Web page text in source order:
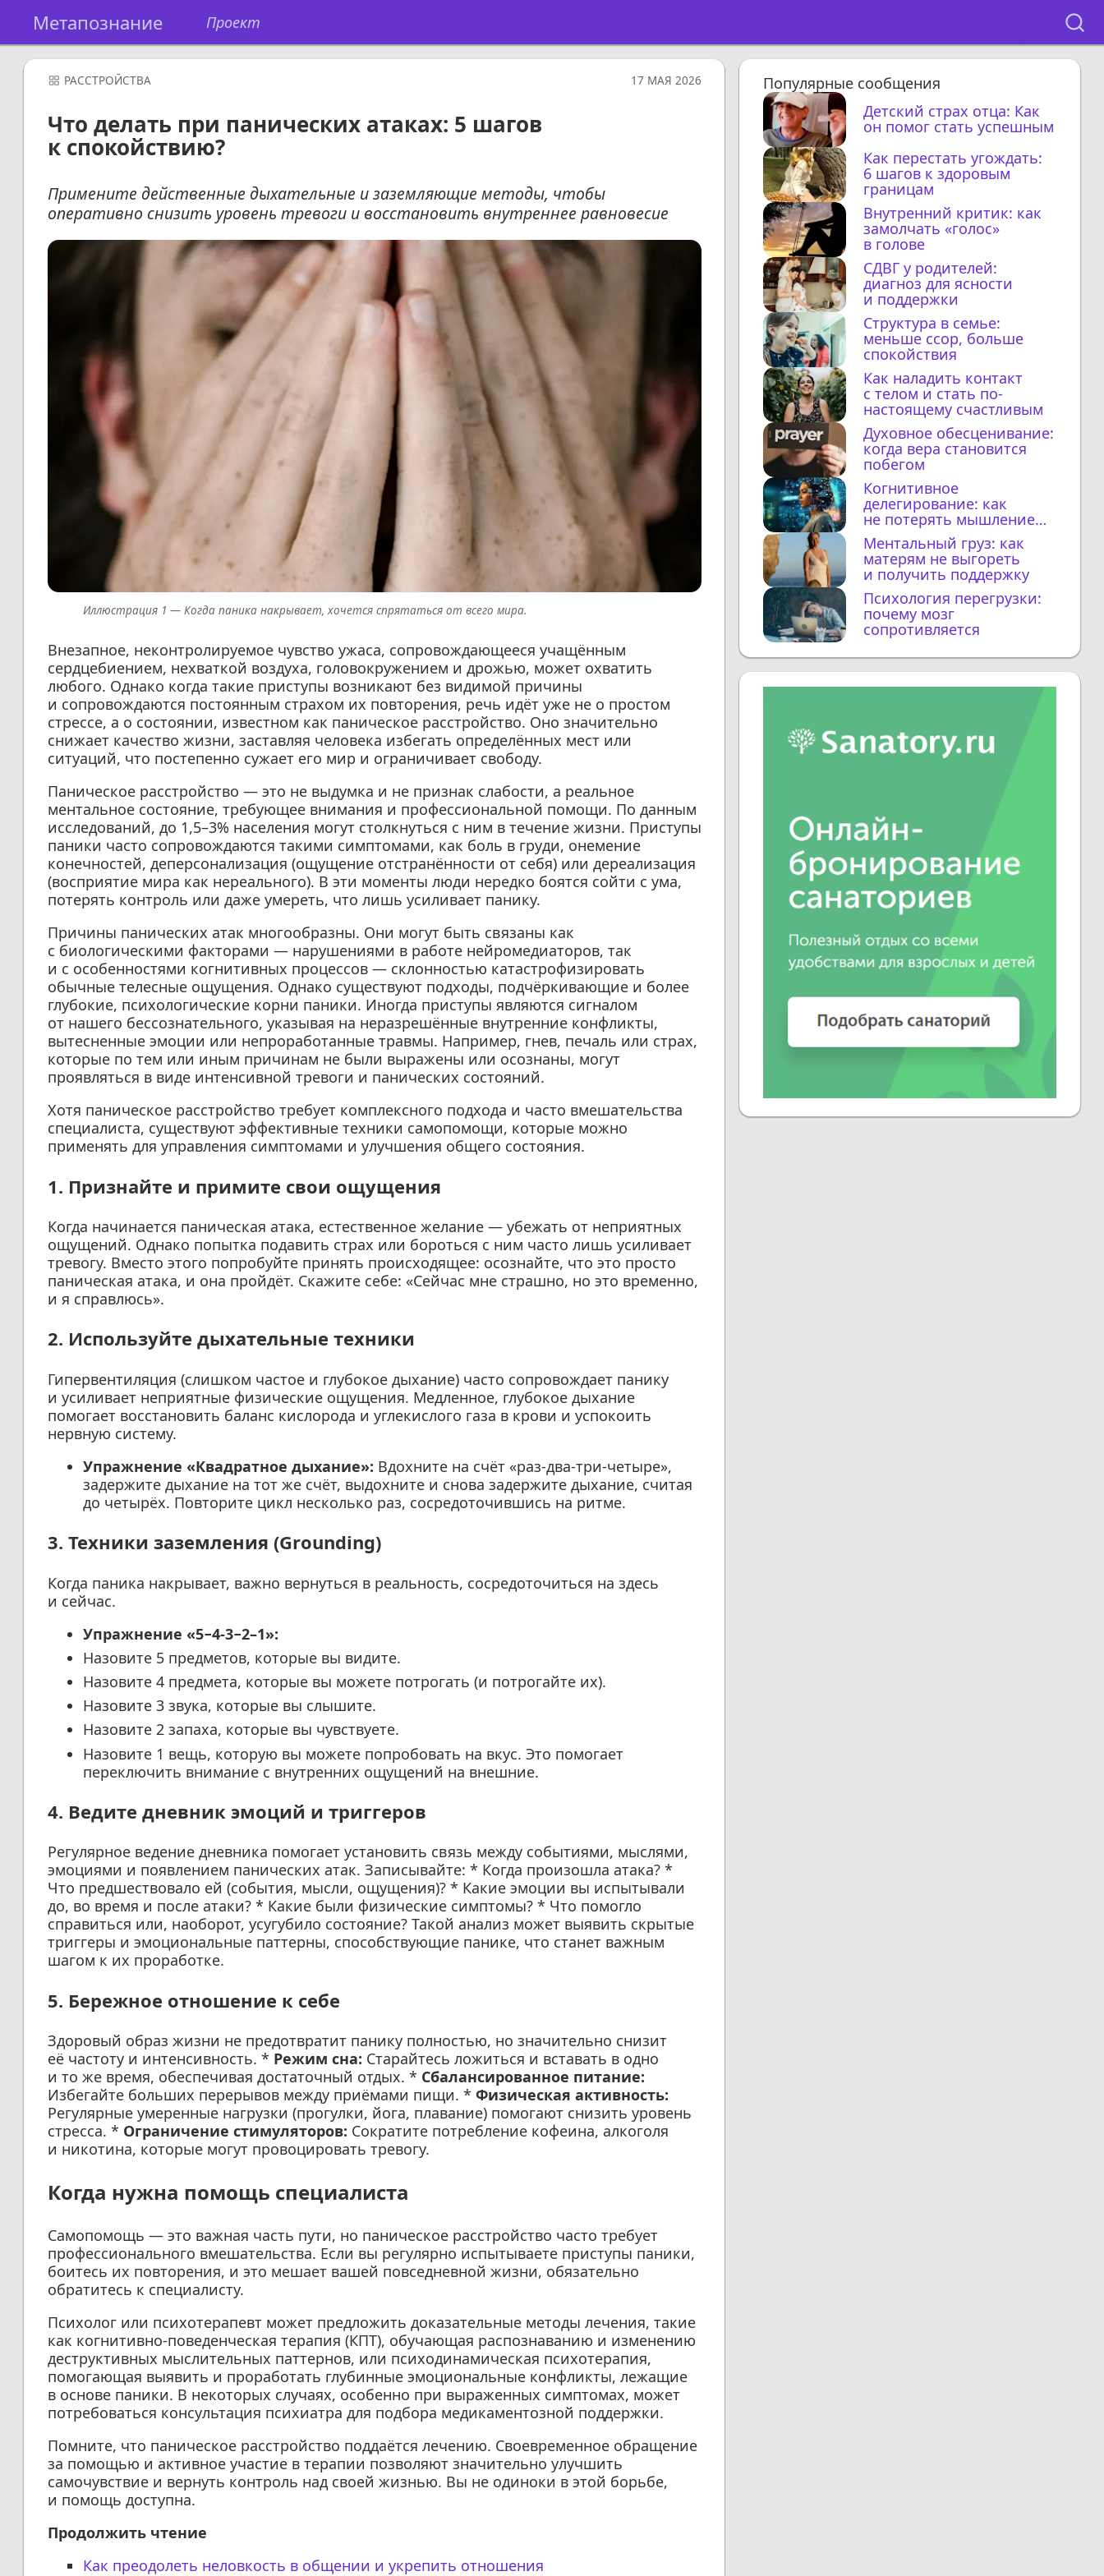
Метапознание Проект
РАССТРОЙСТВА 17 МАЯ 2026
Что делать при панических атаках: 5 шагов
к спокойствию?
Примените действенные дыхательные и заземляющие методы, чтобы
оперативно снизить уровень тревоги и восстановить внутреннее равновесие
Когда паника накрывает, хочется спрятаться от всего мира.
Внезапное, неконтролируемое чувство ужаса, сопровождающееся учащённым
сердцебиением, нехваткой воздуха, головокружением и дрожью, может охватить
любого. Однако когда такие приступы возникают без видимой причины
и сопровождаются постоянным страхом их повторения, речь идёт уже не о простом
стрессе, а о состоянии, известном как паническое расстройство. Оно значительно
снижает качество жизни, заставляя человека избегать определённых мест или
ситуаций, что постепенно сужает его мир и ограничивает свободу.
Паническое расстройство — это не выдумка и не признак слабости, а реальное
ментальное состояние, требующее внимания и профессиональной помощи. По данным
исследований, до 1,5–3% населения могут столкнуться с ним в течение жизни. Приступы
паники часто сопровождаются такими симптомами, как боль в груди, онемение
конечностей, деперсонализация (ощущение отстранённости от себя) или дереализация
(восприятие мира как нереального). В эти моменты люди нередко боятся сойти с ума,
потерять контроль или даже умереть, что лишь усиливает панику.
Причины панических атак многообразны. Они могут быть связаны как
с биологическими факторами — нарушениями в работе нейромедиаторов, так
и с особенностями когнитивных процессов — склонностью катастрофизировать
обычные телесные ощущения. Однако существуют подходы, подчёркивающие и более
глубокие, психологические корни паники. Иногда приступы являются сигналом
от нашего бессознательного, указывая на неразрешённые внутренние конфликты,
вытесненные эмоции или непроработанные травмы. Например, гнев, печаль или страх,
которые по тем или иным причинам не были выражены или осознаны, могут
проявляться в виде интенсивной тревоги и панических состояний.
Хотя паническое расстройство требует комплексного подхода и часто вмешательства
специалиста, существуют эффективные техники самопомощи, которые можно
применять для управления симптомами и улучшения общего состояния.
1. Признайте и примите свои ощущения
Когда начинается паническая атака, естественное желание — убежать от неприятных
ощущений. Однако попытка подавить страх или бороться с ним часто лишь усиливает
тревогу. Вместо этого попробуйте принять происходящее: осознайте, что это просто
паническая атака, и она пройдёт. Скажите себе: «Сейчас мне страшно, но это временно,
и я справлюсь».
2. Используйте дыхательные техники
Гипервентиляция (слишком частое и глубокое дыхание) часто сопровождает панику
и усиливает неприятные физические ощущения. Медленное, глубокое дыхание
помогает восстановить баланс кислорода и углекислого газа в крови и успокоить
нервную систему.
Упражнение «Квадратное дыхание»: Вдохните на счёт «раз-два-три-четыре»,
задержите дыхание на тот же счёт, выдохните и снова задержите дыхание, считая
до четырёх. Повторите цикл несколько раз, сосредоточившись на ритме.
3. Техники заземления (Grounding)
Когда паника накрывает, важно вернуться в реальность, сосредоточиться на здесь
и сейчас.
Упражнение «5−4-3−2–1»:
Назовите 5 предметов, которые вы видите.
Назовите 4 предмета, которые вы можете потрогать (и потрогайте их).
Назовите 3 звука, которые вы слышите.
Назовите 2 запаха, которые вы чувствуете.
Назовите 1 вещь, которую вы можете попробовать на вкус. Это помогает
переключить внимание с внутренних ощущений на внешние.
4. Ведите дневник эмоций и триггеров
Регулярное ведение дневника помогает установить связь между событиями, мыслями,
эмоциями и появлением панических атак. Записывайте: * Когда произошла атака? *
Что предшествовало ей (события, мысли, ощущения)? * Какие эмоции вы испытывали
до, во время и после атаки? * Какие были физические симптомы? * Что помогло
справиться или, наоборот, усугубило состояние? Такой анализ может выявить скрытые
триггеры и эмоциональные паттерны, способствующие панике, что станет важным
шагом к их проработке.
5. Бережное отношение к себе
Здоровый образ жизни не предотвратит панику полностью, но значительно снизит
её частоту и интенсивность. * Режим сна: Старайтесь ложиться и вставать в одно
и то же время, обеспечивая достаточный отдых. * Сбалансированное питание:
Избегайте больших перерывов между приёмами пищи. * Физическая активность:
Регулярные умеренные нагрузки (прогулки, йога, плавание) помогают снизить уровень
стресса. * Ограничение стимуляторов: Сократите потребление кофеина, алкоголя
и никотина, которые могут провоцировать тревогу.
Когда нужна помощь специалиста
Самопомощь — это важная часть пути, но паническое расстройство часто требует
профессионального вмешательства. Если вы регулярно испытываете приступы паники,
боитесь их повторения, и это мешает вашей повседневной жизни, обязательно
обратитесь к специалисту.
Психолог или психотерапевт может предложить доказательные методы лечения, такие
как когнитивно-поведенческая терапия (КПТ), обучающая распознаванию и изменению
деструктивных мыслительных паттернов, или психодинамическая психотерапия,
помогающая выявить и проработать глубинные эмоциональные конфликты, лежащие
в основе паники. В некоторых случаях, особенно при выраженных симптомах, может
потребоваться консультация психиатра для подбора медикаментозной поддержки.
Помните, что паническое расстройство поддаётся лечению. Своевременное обращение
за помощью и активное участие в терапии позволяют значительно улучшить
самочувствие и вернуть контроль над своей жизнью. Вы не одиноки в этой борьбе,
и помощь доступна.
Продолжить чтение
Как преодолеть неловкость в общении и укрепить отношения
Популярные сообщения
Детский страх отца: Как
он помог стать успешным
Как перестать угождать:
6 шагов к здоровым
границам
Внутренний критик: как
замолчать «голос»
в голове
СДВГ у родителей:
диагноз для ясности
и поддержки
Структура в семье:
меньше ссор, больше
спокойствия
Как наладить контакт
с телом и стать по-
настоящему счастливым
Духовное обесценивание:
когда вера становится
побегом
Когнитивное
делегирование: как
не потерять мышление
с ИИ
Ментальный груз: как
матерям не выгореть
и получить поддержку
Психология перегрузки:
почему мозг
сопротивляется